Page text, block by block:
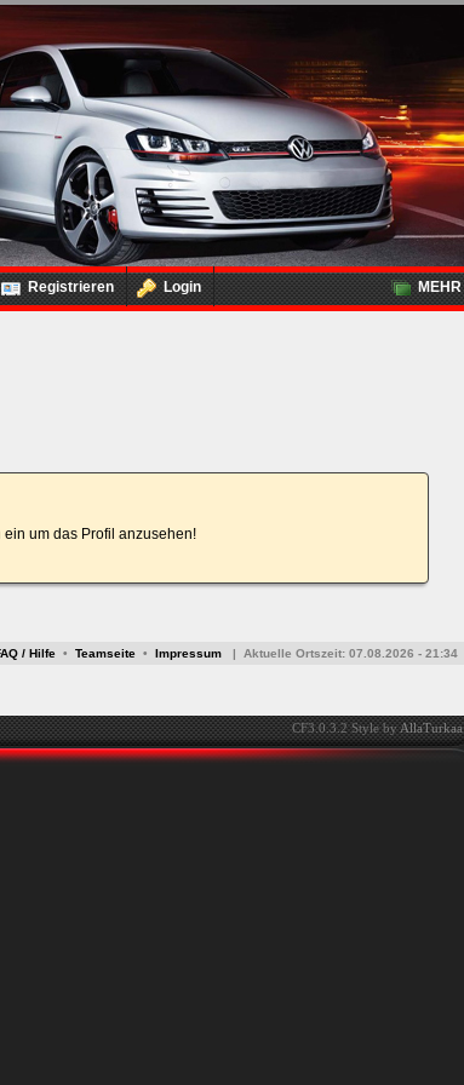
Registrieren Login MEHR
um das Profil anzusehen!
/ Hilfe • Teamseite • Impressum | Aktuelle Ortszeit: 07.08.2026 - 21:34
CF3.0.3.2 Style byAllaTurkaa